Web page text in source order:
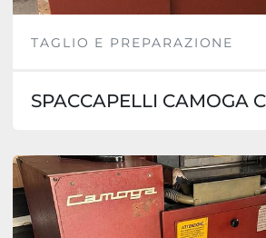
TAGLIO E PREPARAZIONE
SPACCAPELLI CAMOGA